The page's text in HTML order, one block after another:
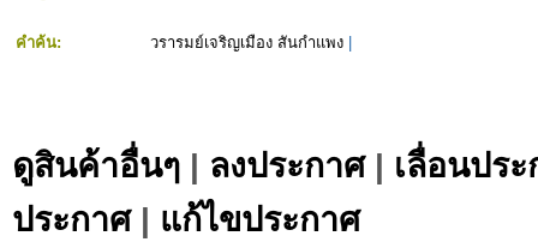
คำค้น: วรารมย์เจริญเมือง สันกำแพง
ดูสินค้าอื่นๆ | ลงประกาศ| เลื่อนปร
ประกาศ| แก้ไขประกาศ